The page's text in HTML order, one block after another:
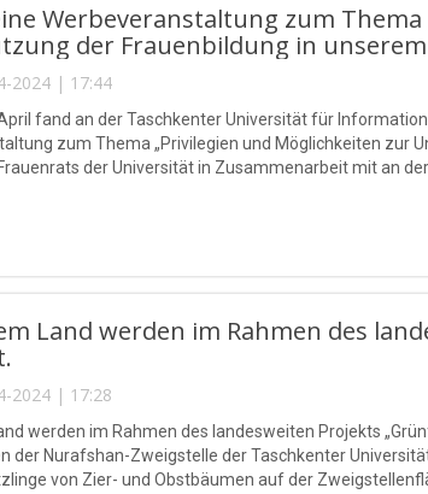
Werbeveranstaltung zum
der Frauenbildung in unserem
2024 | 17:44
fand an der Taschkenter Universität für
zum Thema „Privilegien und Möglichkeiten zur
der Universität in Zusammenarbeit mit an
Land werden im Rahmen des
2024 | 17:28
werden im Rahmen des landesweiten Projekts
der Nurafshan-Zweigstelle der Taschkenter
von Zier- und Obstbäumen auf der